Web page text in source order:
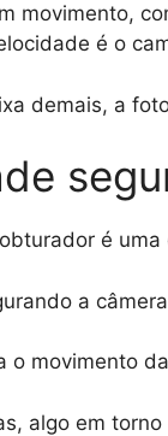
movimento,
é o
demais, a
é
a
o movimento
algo em